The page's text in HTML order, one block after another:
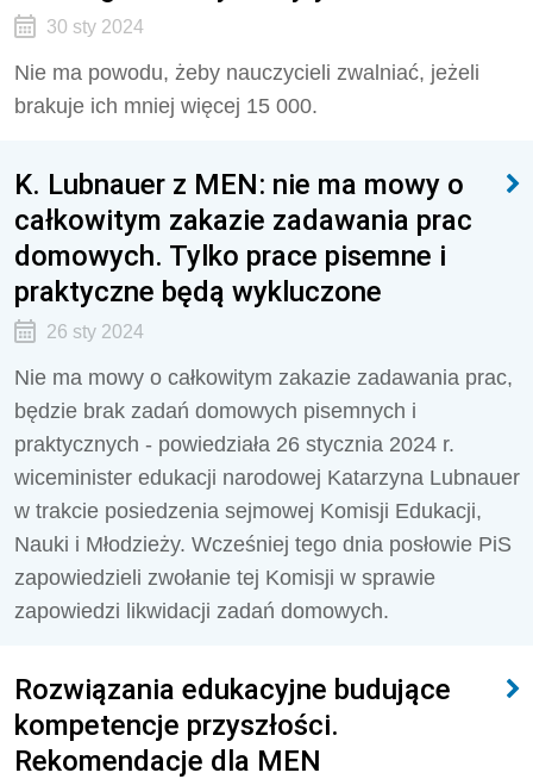
30 sty 2024
Nie ma powodu, żeby nauczycieli zwalniać, jeżeli
brakuje ich mniej więcej 15 000.
K. Lubnauer z MEN: nie ma mowy o
całkowitym zakazie zadawania prac
domowych. Tylko prace pisemne i
praktyczne będą wykluczone
26 sty 2024
Nie ma mowy o całkowitym zakazie zadawania prac,
będzie brak zadań domowych pisemnych i
praktycznych - powiedziała 26 stycznia 2024 r.
wiceminister edukacji narodowej Katarzyna Lubnauer
w trakcie posiedzenia sejmowej Komisji Edukacji,
Nauki i Młodzieży. Wcześniej tego dnia posłowie PiS
zapowiedzieli zwołanie tej Komisji w sprawie
zapowiedzi likwidacji zadań domowych.
Rozwiązania edukacyjne budujące
kompetencje przyszłości.
Rekomendacje dla MEN